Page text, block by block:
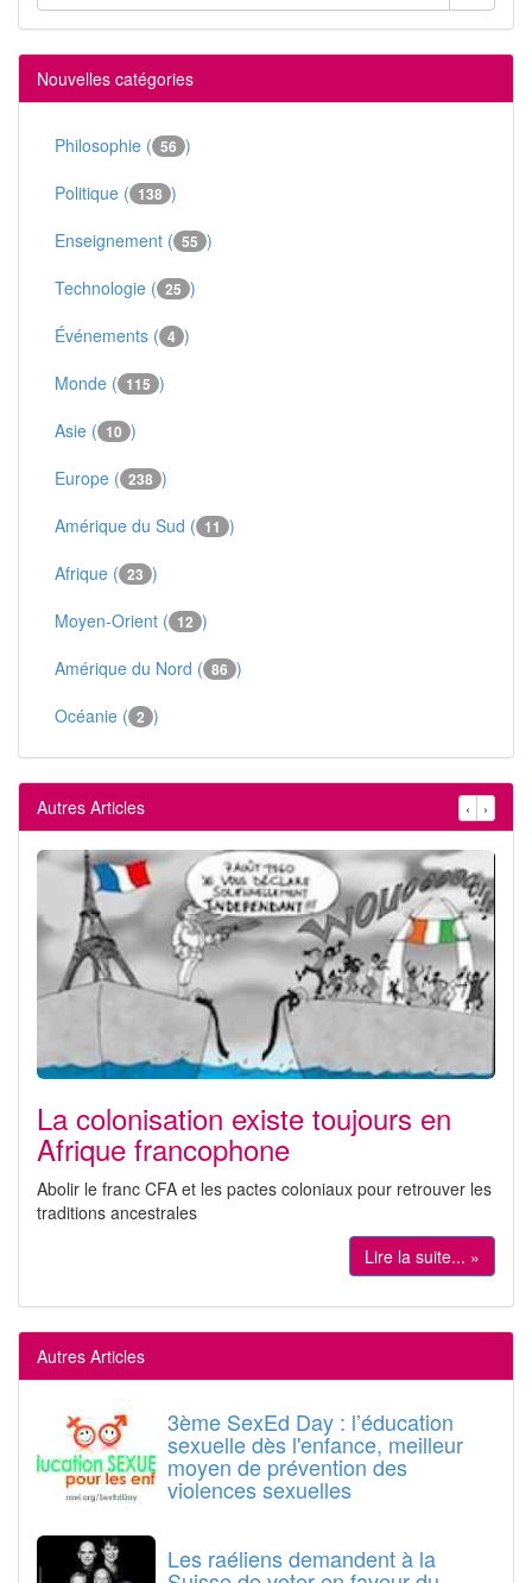
Nouvelles catégories
Philosophie ( 56 )
Politique ( 138 )
Enseignement ( 55 )
Technologie ( 25 )
Événements ( 4 )
Monde ( 115 )
Asie ( 10 )
Europe ( 238 )
Amérique du Sud ( 11 )
Afrique ( 23 )
Moyen-Orient ( 12 )
Amérique du Nord ( 86 )
Océanie ( 2 )
Autres Articles ‹ ›
La colonisation existe toujours en
Afrique francophone
Abolir le franc CFA et les pactes coloniaux pour retrouver les
traditions ancestrales
Lire la suite... »
Autres Articles
3ème SexEd Day : l’éducation
sexuelle dès l'enfance, meilleur
moyen de prévention des
violences sexuelles
Les raéliens demandent à la